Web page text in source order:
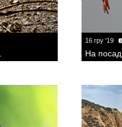
16 гру '19
На